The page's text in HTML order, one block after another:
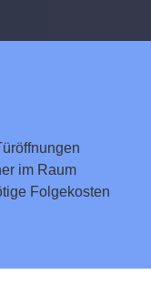
im Raum
Folgekosten